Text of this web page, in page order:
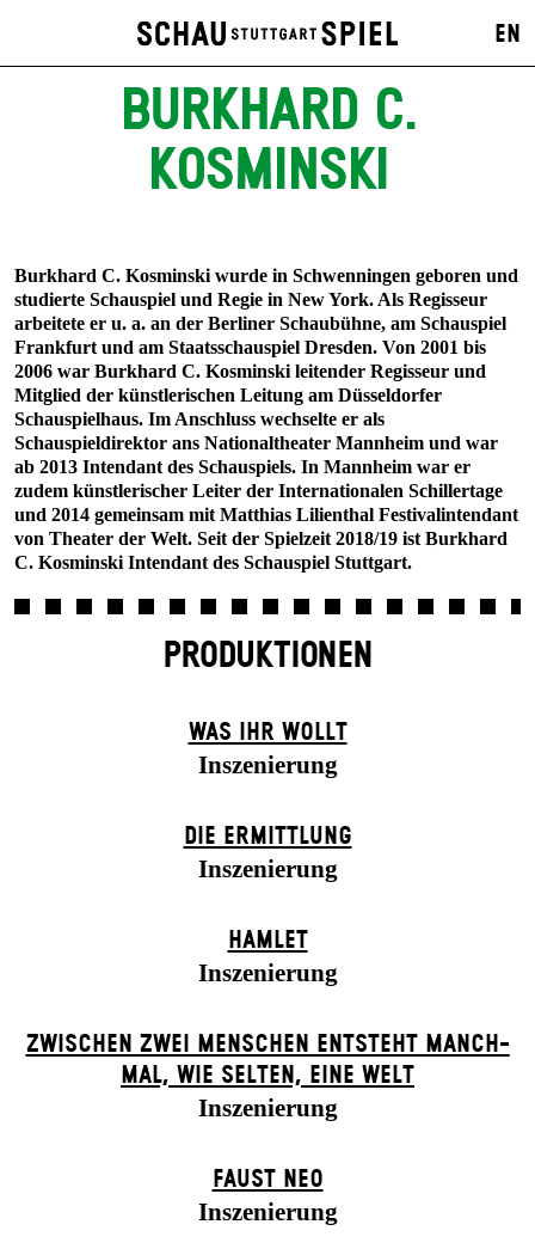
EN
BURKHARD C.
KOSMINSKI
Burkhard C. Kosminski wurde in Schwenningen geboren und
studierte Schauspiel und Regie in New York. Als Regisseur
arbeitete er u. a. an der Berliner Schaubühne, am Schauspiel
Frankfurt und am Staatsschauspiel Dresden. Von 2001 bis
2006 war Burkhard C. Kosminski leitender Regisseur und
Mitglied der künstlerischen Leitung am Düsseldorfer
Schauspielhaus. Im Anschluss wechselte er als
Schauspieldirektor ans Nationaltheater Mannheim und war
ab 2013 Intendant des Schauspiels. In Mannheim war er
zudem künstlerischer Leiter der Internationalen Schillertage
und 2014 gemeinsam mit Matthias Lilienthal Festivalintendant
von Theater der Welt. Seit der Spielzeit 2018/19 ist Burkhard
C. Kosminski Intendant des Schauspiel Stuttgart.
PRODUKTIONEN
WAS IHR WOLLT
Inszenierung
DIE ERMITTLUNG
Inszenierung
HAMLET
Inszenierung
ZWISCHEN ZWEI MENSCHEN ENT­STEHT MANCH­
MAL, WIE SELTEN, EINE WELT
Inszenierung
FAUST NEO
Inszenierung